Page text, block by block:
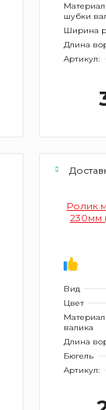
Материал
шубки
Ширина
Длина
Артикул:
Ролик
230мм
Вид
Цвет
валика
Длина
Бюгель
Артикул: